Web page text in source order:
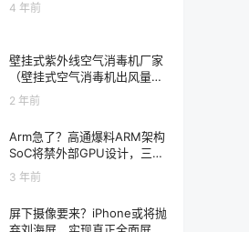
4 年前
壁挂式紫外线空气消毒机厂家
（壁挂式空气消毒机出风量多
少）
2 年前
Arm急了？高通爆料ARM架构
SoC将禁外部GPU设计，三星
联发科被连坐
3 年前
屏下摄像要来？iPhone或将抛